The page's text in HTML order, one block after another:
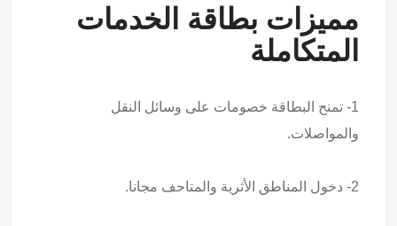
مميزات بطاقة الخدمات
المتكاملة
1- تمنح البطاقة خصومات على وسائل النقل
والمواصلات.
2- دخول المناطق الأثرية والمتاحف مجانا.